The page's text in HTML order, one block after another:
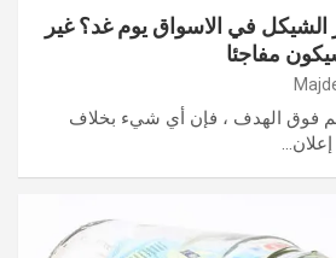
الشيكل في الاسواق يوم غد؟ غير
مفاجئا
فوق الهدف ، فإن أي شيء بخلاف